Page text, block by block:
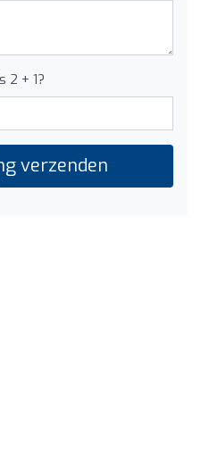
2 + 1?
verzenden